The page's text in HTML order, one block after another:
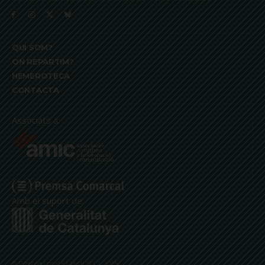
QUI SOM?
ON REPARTIM?
HEMEROTECA
CONTACTA
Associats a:
Amb el suport de:
© Premsa Local El Jardí SCCL 2025